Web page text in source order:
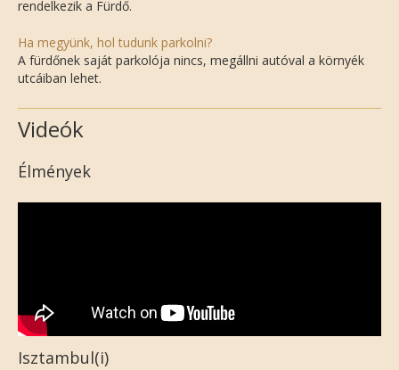
rendelkezik a Fürdő.
Ha megyünk, hol tudunk parkolni?
A fürdőnek saját parkolója nincs, megállni autóval a környék
utcáiban lehet.
Videók
Élmények
Isztambul(i)